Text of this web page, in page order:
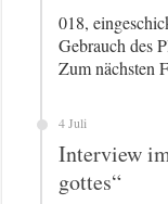
018,
Gebrauch des
Zum nächsten
4 Juli
Interview
gottes“